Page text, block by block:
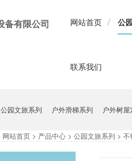
网站首页 公
联系我们
公园文旅系列 户外滑梯系列 户外树屋
网站首页 > 产品中心 > 公园文旅系列 > 不